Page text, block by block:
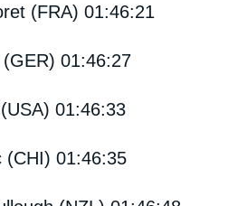
(FRA) 01:46:21
01:46:27
01:46:33
(CHI) 01:46:35